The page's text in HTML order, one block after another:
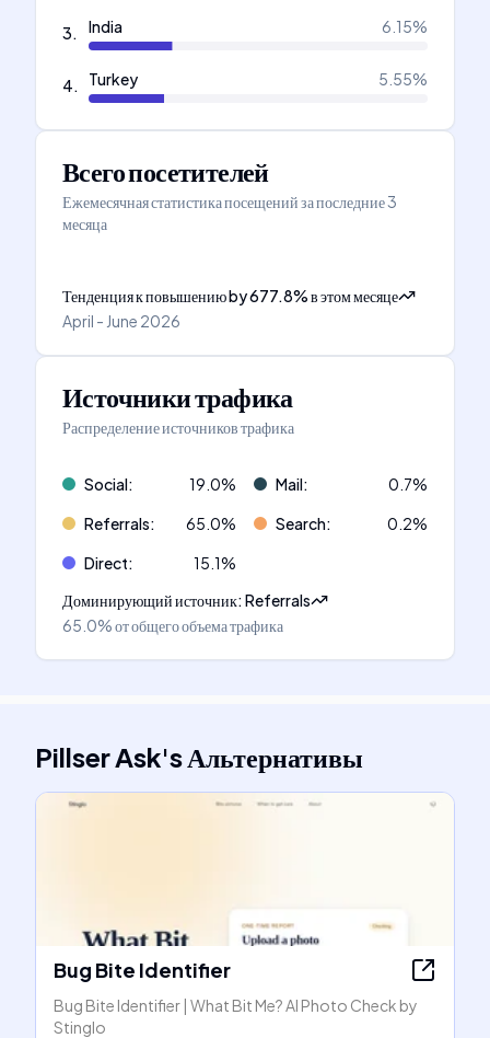
3. India 6.15%
4. Turkey 5.55%
Всего посетителей
Ежемесячная статистика посещений за последние 3
месяца
Тенденция к повышениюby677.8%в этом месяце
April - June 2026
Источники трафика
Распределение источников трафика
Social: 19.0% Mail: 0.7%
Referrals: 65.0% Search: 0.2%
Direct: 15.1%
Доминирующий источник:Referrals
65.0%от общего объема трафика
Pillser Ask'sАльтернативы
Bug Bite Identifier
Bug Bite Identifier | What Bit Me? AI Photo Check by
Stinglo